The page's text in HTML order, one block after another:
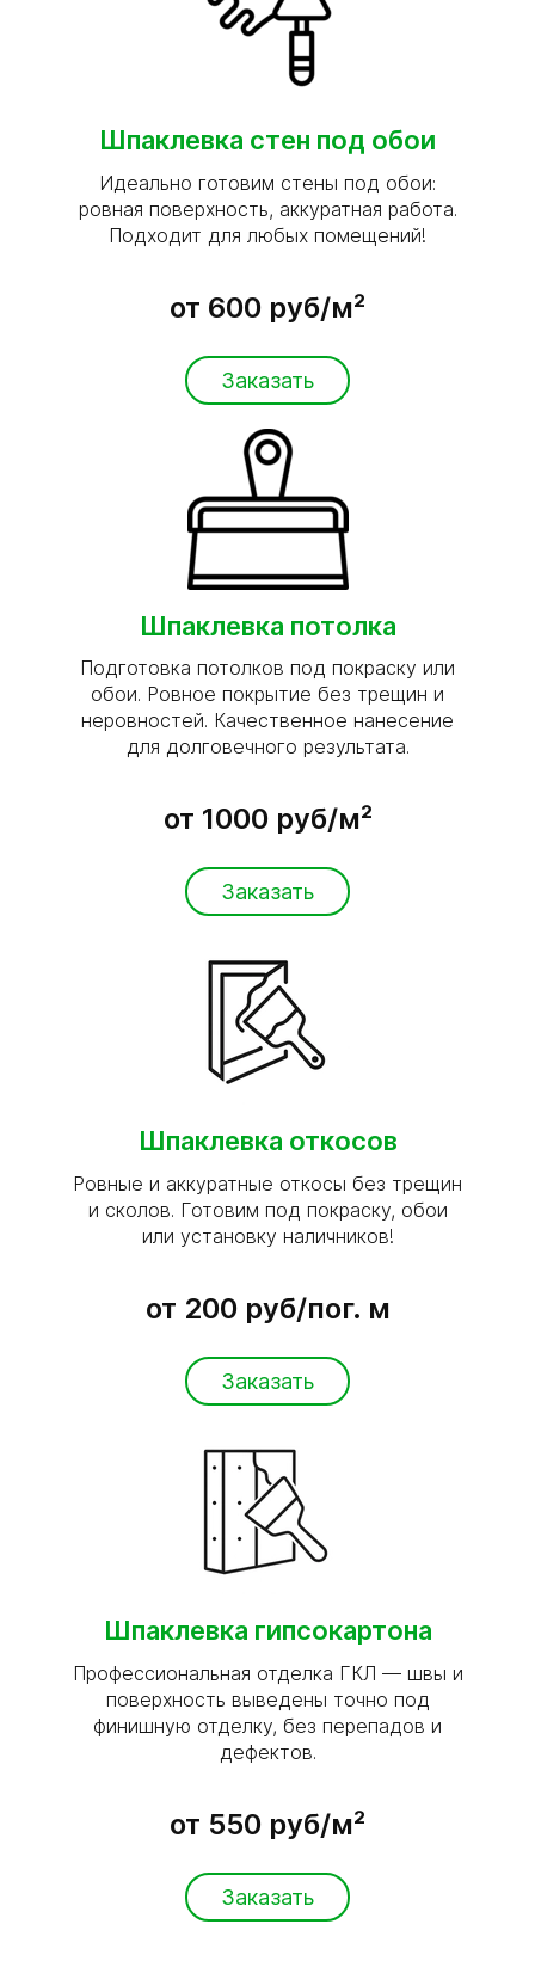
Шпаклевка стен под обои
Идеально готовим стены под обои:
ровная поверхность, аккуратная работа.
Подходит для любых помещений!
от 600 руб/м²
Заказать
Шпаклевка потолка
Подготовка потолков под покраску или
обои. Ровное покрытие без трещин и
неровностей. Качественное нанесение
для долговечного результата.
от 1000 руб/м²
Заказать
Шпаклевка откосов
Ровные и аккуратные откосы без трещин
и сколов. Готовим под покраску, обои
или установку наличников!
от 200 руб/пог. м
Заказать
Шпаклевка гипсокартона
Профессиональная отделка ГКЛ — швы и
поверхность выведены точно под
финишную отделку, без перепадов и
дефектов.
от 550 руб/м²
Заказать